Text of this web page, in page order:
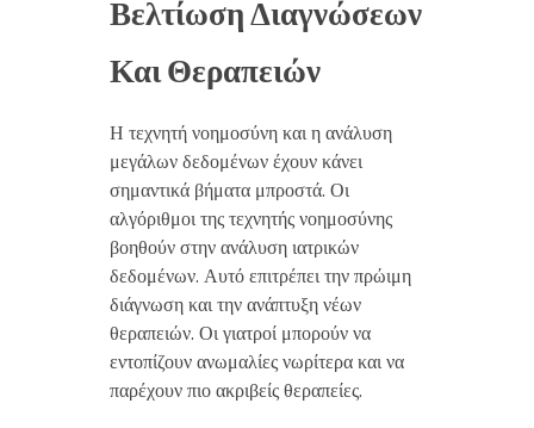
Βελτίωση Διαγνώσεων
Και Θεραπειών
Η τεχνητή νοημοσύνη και η ανάλυση
μεγάλων δεδομένων έχουν κάνει
σημαντικά βήματα μπροστά. Οι
αλγόριθμοι της τεχνητής νοημοσύνης
βοηθούν στην ανάλυση ιατρικών
δεδομένων. Αυτό επιτρέπει την πρώιμη
διάγνωση και την ανάπτυξη νέων
θεραπειών. Οι γιατροί μπορούν να
εντοπίζουν ανωμαλίες νωρίτερα και να
παρέχουν πιο ακριβείς θεραπείες.